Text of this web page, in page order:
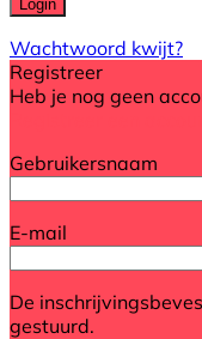
Wachtwoord kwijt?
Registreer
Heb je nog geen
Gebruikersnaam
E-mail
De
gestuurd.